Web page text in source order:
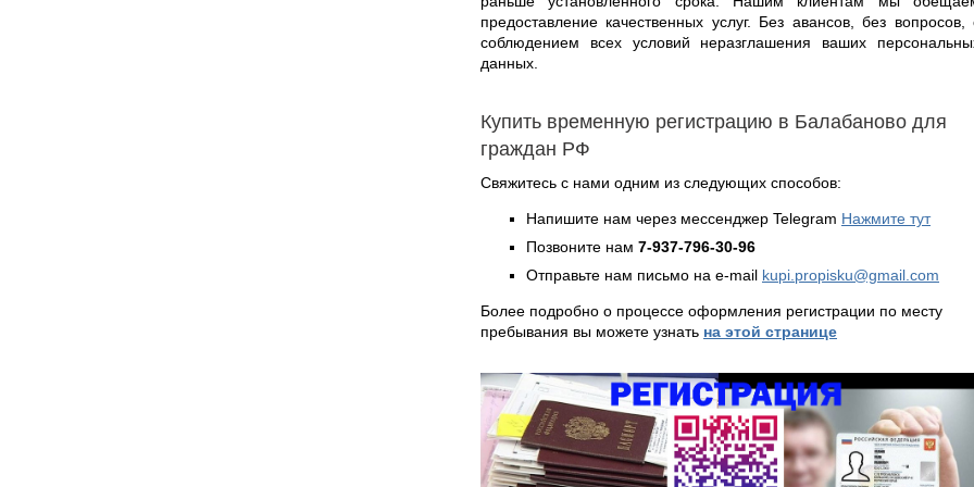
предоставление качественных услуг. Без авансов, без вопросов,
соблюдением всех условий неразглашения ваших
данных.
Купить временную регистрацию в Балабаново для
граждан РФ
Свяжитесь с нами одним из следующих способов:
Напишите нам через мессенджер Telegram Нажмите тут
Позвоните нам 7-937-796-30-96
Отправьте нам письмо на e-mail kupi.propisku@gmail.com
Более подробно о процессе оформления регистрации по месту
пребывания вы можете узнать на этой странице